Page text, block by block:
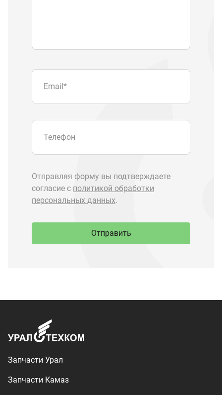
Запчасти Урал
Запчасти Камаз
Спецпредложения
Доставка и оплата
utkm@mail.ru
ул. Нижнезаречная, 71